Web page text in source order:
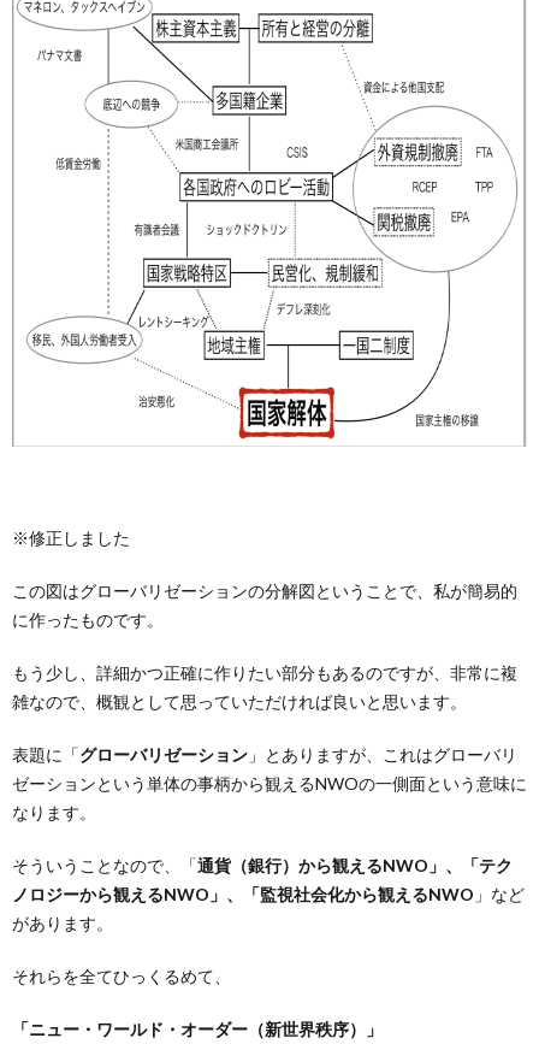
※修正しました
この図はグローバリゼーションの分解図ということで、私が簡易的
に作ったものです。
もう少し、詳細かつ正確に作りたい部分もあるのですが、非常に複
雑なので、概観として思っていただければ良いと思います。
表題に「グローバリゼーション 」とありますが、これはグローバリ
ゼーションという単体の事柄から観えるNWOの一側面という意味に
なります。
そういうことなので、「通貨（銀行）から観えるNWO」、「テク
ノロジーから観えるNWO」、「監視社会化から観えるNWO 」など
があります。
それらを全てひっくるめて、
「ニュー・ワールド・オーダー（新世界秩序）」